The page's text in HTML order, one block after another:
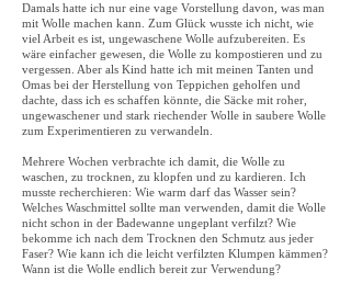
Damals hatte ich nur eine vage Vorstellung davon, was man
mit Wolle machen kann. Zum Glück wusste ich nicht, wie
viel Arbeit es ist, ungewaschene Wolle aufzubereiten. Es
wäre einfacher gewesen, die Wolle zu kompostieren und zu
vergessen. Aber als Kind hatte ich mit meinen Tanten und
Omas bei der Herstellung von Teppichen geholfen und
dachte, dass ich es schaffen könnte, die Säcke mit roher,
ungewaschener und stark riechender Wolle in saubere Wolle
zum Experimentieren zu verwandeln.
Mehrere Wochen verbrachte ich damit, die Wolle zu
waschen, zu trocknen, zu klopfen und zu kardieren. Ich
musste recherchieren: Wie warm darf das Wasser sein?
Welches Waschmittel sollte man verwenden, damit die Wolle
nicht schon in der Badewanne ungeplant verfilzt? Wie
bekomme ich nach dem Trocknen den Schmutz aus jeder
Faser? Wie kann ich die leicht verfilzten Klumpen kämmen?
Wann ist die Wolle endlich bereit zur Verwendung?